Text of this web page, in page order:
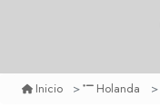
Inicio Holanda